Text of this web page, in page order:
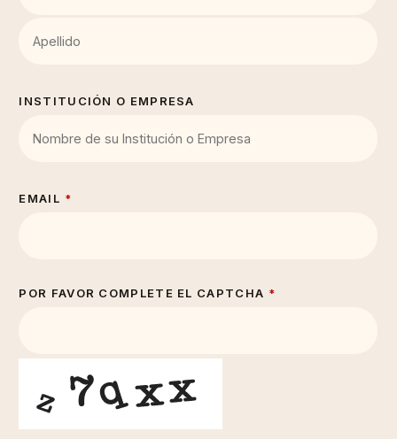
INSTITUCIÓN O EMPRESA
EMAIL *
POR FAVOR COMPLETE EL CAPTCHA *